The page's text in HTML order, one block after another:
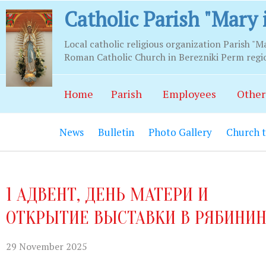
Catholic Parish "Mary
Local catholic religious organization Parish
Roman Catholic Church in Berezniki Perm
Home Parish Employees
News Bulletin Photo Gallery Church
1 АДВЕНТ, ДЕНЬ МАТЕРИ И
ОТКРЫТИЕ ВЫСТАВКИ В
29 November 2025
Business hours
Храм:Главный вход на
Часовня Св.Серафима Саровского:
21.00.
06.00 до 22.00 (по звонку
Социальный работник: